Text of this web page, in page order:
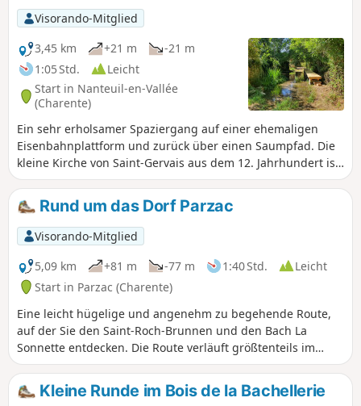
Visorando-Mitglied
3,45 km
+21 m
-21 m
1:05 Std.
Leicht
Start in Nanteuil-en-Vallée
(Charente)
Ein sehr erholsamer Spaziergang auf einer ehemaligen
Eisenbahnplattform und zurück über einen Saumpfad. Die
kleine Kirche von Saint-Gervais aus dem 12. Jahrhundert ist
in einem außergewöhnlich guten Zustand.
Rund um das Dorf Parzac
Visorando-Mitglied
5,09 km
+81 m -77 m 1:40 Std.
Leicht
Start in Parzac (Charente)
Eine leicht hügelige und angenehm zu begehende Route,
auf der Sie den Saint-Roch-Brunnen und den Bach La
Sonnette entdecken. Die Route verläuft größtenteils im
Freien mit einigen Abschnitten im Unterholz.
Kleine Runde im Bois de la Bachellerie